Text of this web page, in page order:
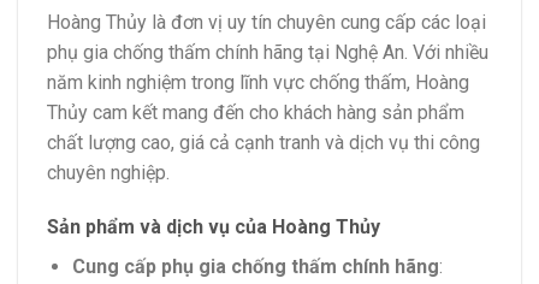
Hoàng Thủy là đơn vị uy tín chuyên cung cấp các loại
phụ gia chống thấm chính hãng tại Nghệ An. Với nhiều
năm kinh nghiệm trong lĩnh vực chống thấm, Hoàng
Thủy cam kết mang đến cho khách hàng sản phẩm
chất lượng cao, giá cả cạnh tranh và dịch vụ thi công
chuyên nghiệp.
Sản phẩm và dịch vụ của Hoàng Thủy
Cung cấp phụ gia chống thấm chính hãng: